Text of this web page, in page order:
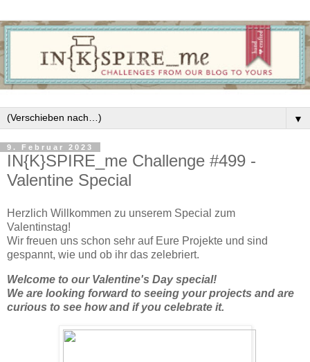
▼
9. Februar 2023
IN{K}SPIRE_me Challenge #499 -
Valentine Special
Herzlich Willkommen zu unserem Special zum
Valentinstag!
Wir freuen uns schon sehr auf Eure Projekte und sind
gespannt, wie und ob ihr das zelebriert.
Welcome to our Valentine's Day special!
We are looking forward to seeing your projects and are
curious to see how and if you celebrate it.